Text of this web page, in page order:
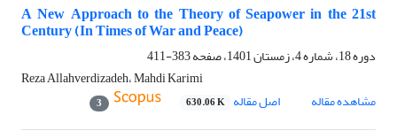
A New Approach to the Theory of Seapower in the 21st
Century (In Times of War and Peace)
دوره 18، شماره 4، زمستان 1401، صفحه
383-411
Reza Allahverdizadeh، Mahdi Karimi
مشاهده مقاله
اصل مقاله 630.06 K
3